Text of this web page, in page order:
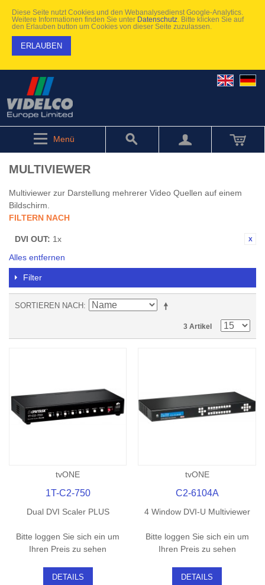
Diese Seite nutzt Cookies und den Webanalysedienst Google-Analytics.
Weitere Informationen finden Sie unter Datenschutz . Bitte klicken Sie auf
den Erlauben button um Cookies von dieser Seite zuzulassen.
ERLAUBEN
Menü
MULTIVIEWER
Multiviewer zur Darstellung mehrerer Video Quellen auf einem
Bildschirm.
FILTERN NACH
DVI OUT: 1x
Alles entfernen
Filter
SORTIEREN NACH
3 Artikel
tvONE
1T-C2-750
Dual DVI Scaler PLUS
Bitte loggen Sie sich ein um
Ihren Preis zu sehen
DETAILS
tvONE
C2-6104A
4 Window DVI-U Multiviewer
Bitte loggen Sie sich ein um
Ihren Preis zu sehen
DETAILS